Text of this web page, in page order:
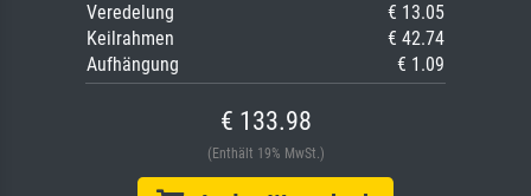
Veredelung
€ 13.05
Keilrahmen
€ 42.74
Aufhängung
€ 1.09
€ 133.98
(Enthält 19% MwSt.)